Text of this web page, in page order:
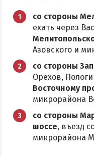
ЭКСКУРСИИ И
Острова Дзендзик
Приазовский
ПРОЕЗД
Маршрутки
РЕКОМЕНДАЦИИ ПО
со стороны
ехать через
Азовского и
со стороны
Орехов,
Восточному
микрорайона
со стороны
шоссе, въезд
микрорайона